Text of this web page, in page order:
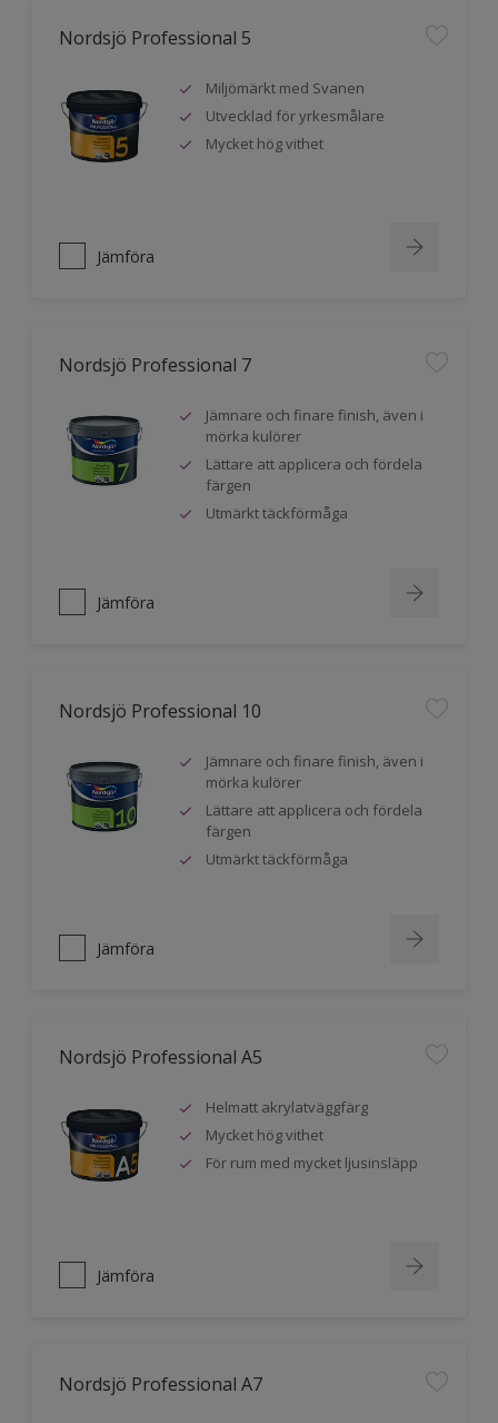
Nordsjö Professional 5
Miljömärkt med Svanen
Utvecklad för yrkesmålare
Mycket hög vithet
Jämföra
Nordsjö Professional 7
Jämnare och finare finish, även i
mörka kulörer
Lättare att applicera och fördela
färgen
Utmärkt täckförmåga
Jämföra
Nordsjö Professional 10
Jämnare och finare finish, även i
mörka kulörer
Lättare att applicera och fördela
färgen
Utmärkt täckförmåga
Jämföra
Nordsjö Professional A5
Helmatt akrylatväggfärg
Mycket hög vithet
För rum med mycket ljusinsläpp
Jämföra
Nordsjö Professional A7